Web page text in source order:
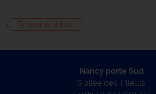
Retour à la liste
Nancy porte Sud
6 allée des Tilleuls